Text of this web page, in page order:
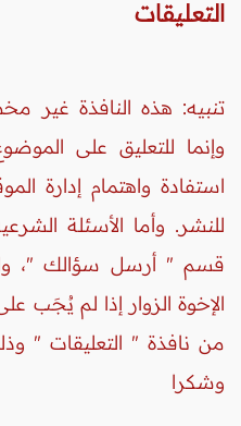
التعليقات
تنبيه: هذه النافذة غير
وإنما للتعليق على
استفادة واهتمام إدارة
للنشر. وأما الأسئلة
قسم " أرسل سؤالك "،
الإخوة الزوار إذا لم
من نافذة " التعليقات "
وشكرا